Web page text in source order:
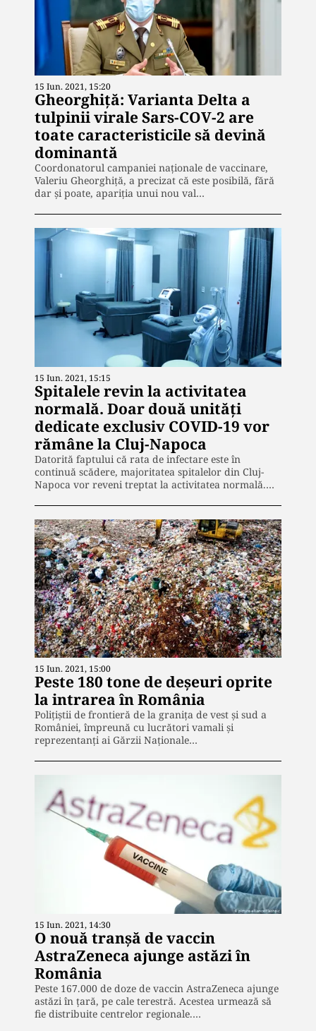
15 Iun. 2021, 15:20
Gheorghiță: Varianta Delta a
tulpinii virale Sars-COV-2 are
toate caracteristicile să devină
dominantă
Coordonatorul campaniei naţionale de vaccinare,
Valeriu Gheorghiţă, a precizat că este posibilă, fără
dar și poate, apariția unui nou val…
15 Iun. 2021, 15:15
Spitalele revin la activitatea
normală. Doar două unități
dedicate exclusiv COVID-19 vor
rămâne la Cluj-Napoca
Datorită faptului că rata de infectare este în
continuă scădere, majoritatea spitalelor din Cluj-
Napoca vor reveni treptat la activitatea normală.…
15 Iun. 2021, 15:00
Peste 180 tone de deșeuri oprite
la intrarea în România
Poliţiştii de frontieră de la granița de vest și sud a
României, împreună cu lucrători vamali și
reprezentanți ai Gărzii Naționale…
15 Iun. 2021, 14:30
O nouă tranșă de vaccin
AstraZeneca ajunge astăzi în
România
Peste 167.000 de doze de vaccin AstraZeneca ajunge
astăzi în țară, pe cale terestră. Acestea urmează să
fie distribuite centrelor regionale.…